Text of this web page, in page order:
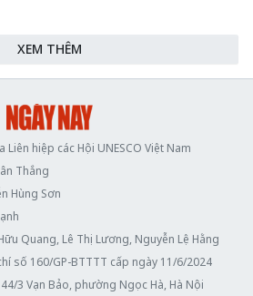
XEM THÊM
Liên hiệp các Hội UNESCO Việt Nam
Thắng
Hùng Sơn
Quang, Lê Thị Lương, Nguyễn Lệ Hằng
số 160/GP-BTTTT cấp ngày 11/6/2024
3 Vạn Bảo, phường Ngọc Hà, Hà Nội